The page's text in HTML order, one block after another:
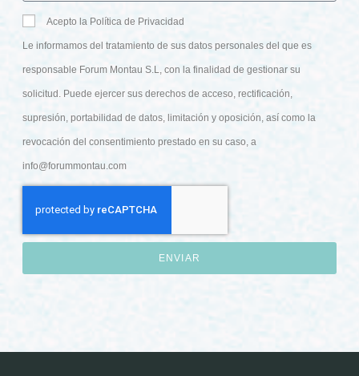
Acepto la Política de Privacidad
Le informamos del tratamiento de sus datos personales del que es
responsable Forum Montau S.L, con la finalidad de gestionar su
solicitud. Puede ejercer sus derechos de acceso, rectificación,
supresión, portabilidad de datos, limitación y oposición, así como la
revocación del consentimiento prestado en su caso, a
info@forummontau.com
ENVIAR